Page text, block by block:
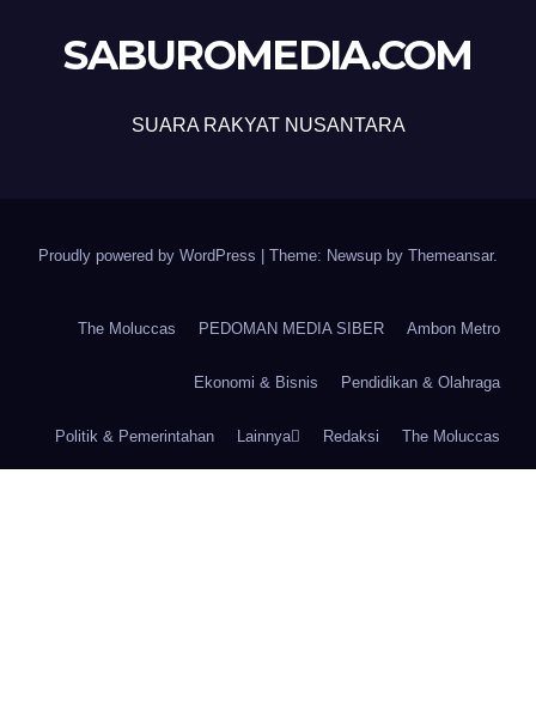
SABUROMEDIA.COM
SUARA RAKYAT NUSANTARA
Proudly powered by WordPress Theme: Newsup by Themeansar.
The Moluccas PEDOMAN MEDIA SIBER Ambon Metro
Ekonomi & Bisnis Pendidikan & Olahraga
Politik & Pemerintahan Lainnya Redaksi The Moluccas